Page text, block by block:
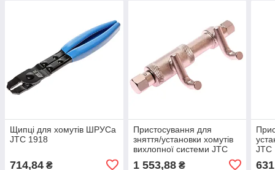
Щипці для хомутів ШРУСа
JTC 1918
714,84 ₴
Пристосування для
зняття/установки хомутів
вихлопної системи JTC
1 553,88₴
JTC